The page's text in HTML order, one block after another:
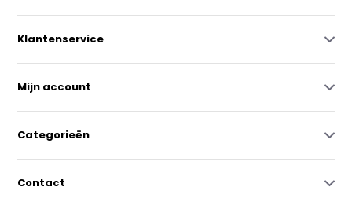
Klantenservice
Mijn account
Categorieën
Contact